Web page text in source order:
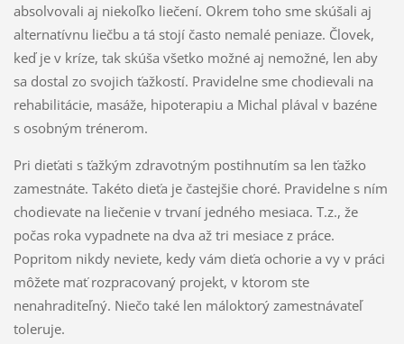
absolvovali aj niekoľko liečení. Okrem toho sme skúšali aj
alternatívnu liečbu a tá stojí často nemalé peniaze. Človek,
keď je v kríze, tak skúša všetko možné aj nemožné, len aby
sa dostal zo svojich ťažkostí. Pravidelne sme chodievali na
rehabilitácie, masáže, hipoterapiu a Michal plával v bazéne
s osobným trénerom.
Pri dieťati s ťažkým zdravotným postihnutím sa len ťažko
zamestnáte. Takéto dieťa je častejšie choré. Pravidelne s ním
chodievate na liečenie v trvaní jedného mesiaca. T.z., že
počas roka vypadnete na dva až tri mesiace z práce.
Popritom nikdy neviete, kedy vám dieťa ochorie a vy v práci
môžete mať rozpracovaný projekt, v ktorom ste
nenahraditeľný. Niečo také len máloktorý zamestnávateľ
toleruje.